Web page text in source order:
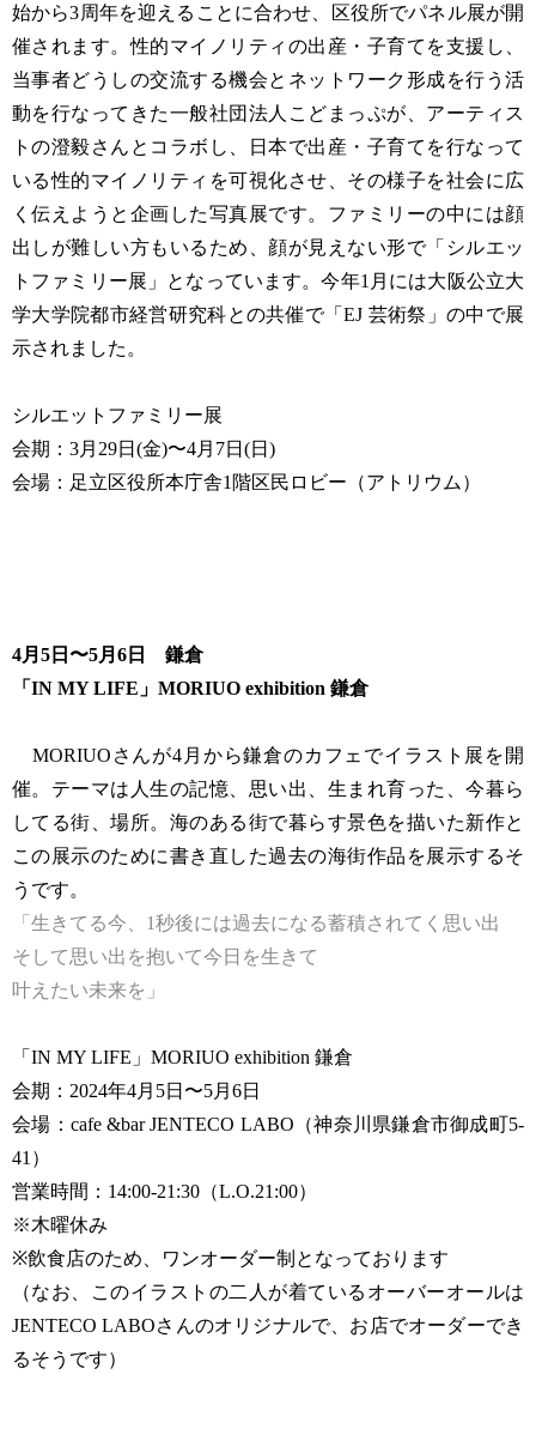
始から3周年を迎えることに合わせ、区役所でパネル展が開
催されます。性的マイノリティの出産・子育てを支援し、
当事者どうしの交流する機会とネットワーク形成を行う活
動を行なってきた一般社団法人こどまっぷが、アーティス
トの澄毅さんとコラボし、日本で出産・子育てを行なって
いる性的マイノリティを可視化させ、その様子を社会に広
く伝えようと企画した写真展です。ファミリーの中には顔
出しが難しい方もいるため、顔が見えない形で「シルエッ
トファミリー展」となっています。今年1月には大阪公立大
学大学院都市経営研究科との共催で「EJ 芸術祭」の中で展
示されました。
シルエットファミリー展
会期：3月29日(金)〜4月7日(日)
会場：足立区役所本庁舎1階区民ロビー（アトリウム）
4月5日〜5月6日 鎌倉
「IN MY LIFE」MORIUO exhibition 鎌倉
MORIUOさんが4月から鎌倉のカフェでイラスト展を開
催。テーマは人生の記憶、思い出、生まれ育った、今暮ら
してる街、場所。海のある街で暮らす景色を描いた新作と
この展示のために書き直した過去の海街作品を展示するそ
うです。
「生きてる今、1秒後には過去になる蓄積されてく思い出
そして思い出を抱いて今日を生きて
叶えたい未来を」
「IN MY LIFE」MORIUO exhibition 鎌倉
会期：2024年4月5日〜5月6日
会場：cafe &bar JENTECO LABO（神奈川県鎌倉市御成町5-
41）
営業時間：14:00-21:30（L.O.21:00）
※木曜休み
※飲食店のため、ワンオーダー制となっております
（なお、このイラストの二人が着ているオーバーオールは
JENTECO LABOさんのオリジナルで、お店でオーダーでき
るそうです）